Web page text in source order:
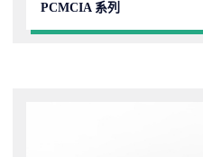
PCMCIA 系列